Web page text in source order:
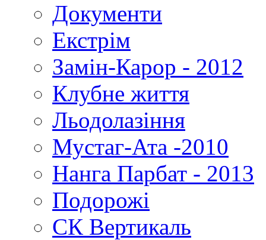
Документи
Екстрім
Замін-Карор - 2012
Клубне життя
Льодолазіння
Мустаг-Ата -2010
Нанга Парбат - 2013
Подорожі
СК Вертикаль